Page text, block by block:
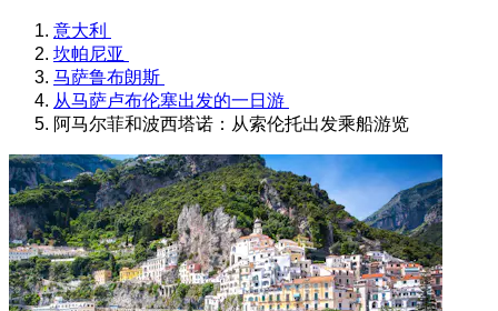
意大利
坎帕尼亚
马萨鲁布朗斯
从马萨卢布伦塞出发的一日游
阿马尔菲和波西塔诺：从索伦托出发乘船游览